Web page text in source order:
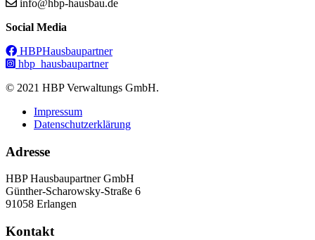
info@hbp-hausbau.de
Social Media
HBPHausbaupartner
hbp_hausbaupartner
© 2021 HBP Verwaltungs GmbH.
Impressum
Datenschutzerklärung
Adresse
HBP Hausbaupartner GmbH
Günther-Scharowsky-Straße 6
91058 Erlangen
Kontakt